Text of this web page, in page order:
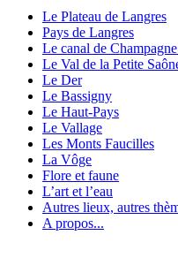
Le Plateau de Langres
Pays de Langres
Le canal de
Le Val de la Petite
Le Der
Le Bassigny
Le Haut-Pays
Le Vallage
Les Monts Faucilles
La Vôge
Flore et faune
L’art et l’eau
Autres lieux, autres
A propos...